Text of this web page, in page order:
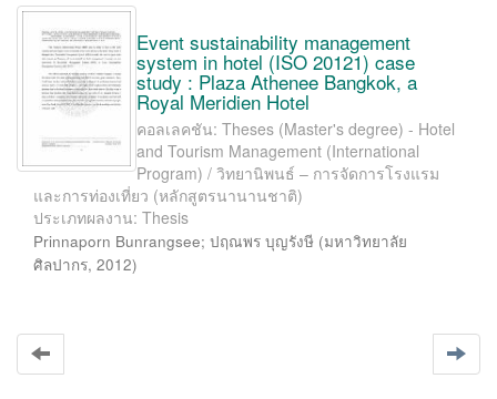
Event sustainability management
system in hotel (ISO 20121) case
study : Plaza Athenee Bangkok, a
Royal Meridien Hotel
คอลเลคชัน: Theses (Master's degree) - Hotel
and Tourism Management (International
Program) / วิทยานิพนธ์ – การจัดการโรงแรม
และการท่องเที่ยว (หลักสูตรนานานชาติ)
ประเภทผลงาน: Thesis
Prinnaporn Bunrangsee; ปฤณพร บุญรังษี (มหาวิทยาลัย
ศิลปากร, 2012)